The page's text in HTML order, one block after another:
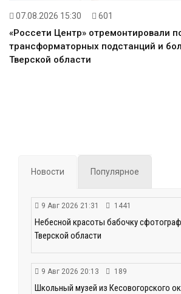
07.08.2026 15:30 601
«Россети Центр» отремонтировали
трансформаторных подстанций и
Тверской области
Новости Популярное
9 Авг 2026 21:31 1441
Небесной красоты бабочку
Тверской области
9 Авг 2026 20:13 189
Школьный музей из Кесовогорского